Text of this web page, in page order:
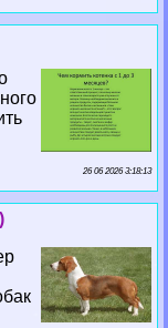
26 06 2026 3:18:13